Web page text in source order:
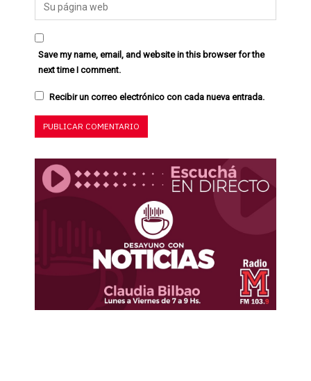
Save my name, email, and website in this browser for the
next time I comment.
Recibir un correo electrónico con cada nueva entrada.